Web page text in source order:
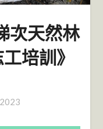
次天然林
培訓》